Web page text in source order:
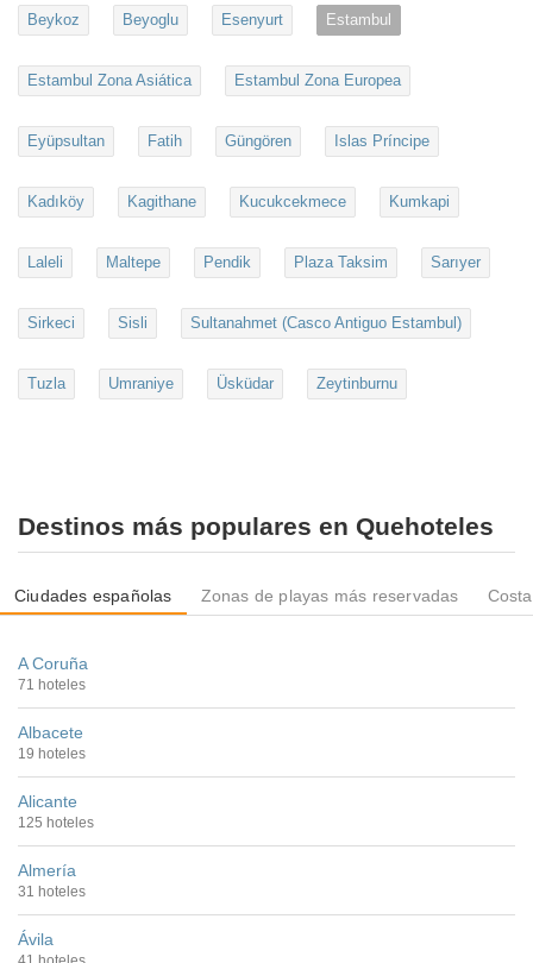
Beykoz Beyoglu Esenyurt Estambul
Estambul Zona Asiática Estambul Zona Europea
Eyüpsultan Fatih Güngören Islas Príncipe
Kadıköy Kagithane Kucukcekmece Kumkapi
Laleli Maltepe Pendik Plaza Taksim Sarıyer
Sirkeci Sisli Sultanahmet (Casco Antiguo Estambul)
Tuzla Umraniye Üsküdar Zeytinburnu
Destinos más populares en Quehoteles
Ciudades españolas Zonas de playas más reservadas
A Coruña
71 hoteles
Albacete
19 hoteles
Alicante
125 hoteles
Almería
31 hoteles
Ávila